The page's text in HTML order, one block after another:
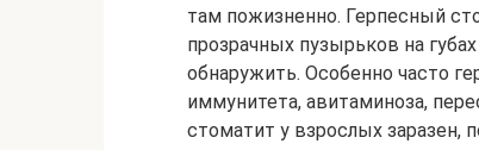
там пожизненно. Герпесный
прозрачных пузырьков на
обнаружить. Особенно часто
иммунитета, авитаминоза,
стоматит у взрослых заразен,